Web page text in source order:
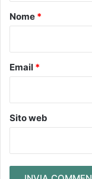
o
Nome *
Email *
Sito web